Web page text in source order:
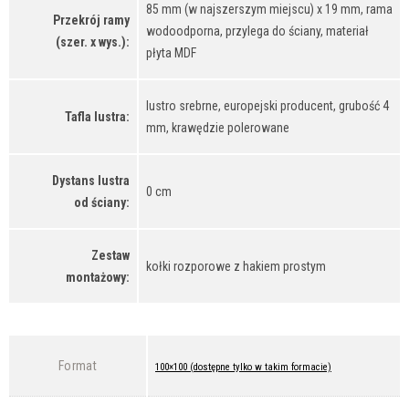
Przekrój ramy
(szer. x wys.):
85 mm (w najszerszym miejscu) x 19 mm, rama
wodoodporna, przylega do ściany, materiał
płyta MDF
Tafla lustra:
lustro srebrne, europejski producent, grubość 4
mm, krawędzie polerowane
Dystans lustra
od ściany:
0 cm
Zestaw
montażowy:
kołki rozporowe z hakiem prostym
Format 100×100 (dostępne tylko w takim formacie)